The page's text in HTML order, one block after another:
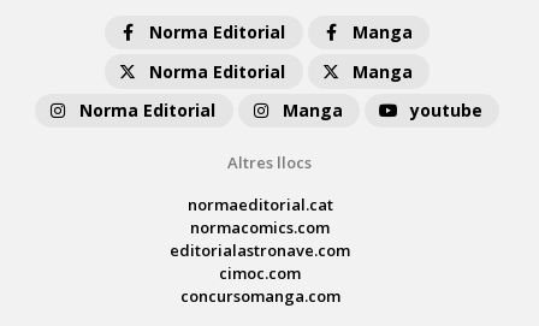
Norma Editorial
Manga
Norma Editorial
Manga
Norma Editorial
Manga youtube
Altres llocs
normaeditorial.cat
normacomics.com
editorialastronave.com
cimoc.com
concursomanga.com